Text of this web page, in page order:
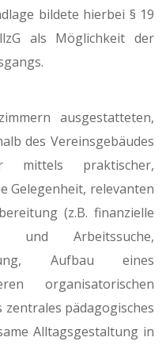
bildete hierbei § 19
als Möglichkeit der
ausgestatteten,
des Vereinsgebäudes
mittels praktischer,
Gelegenheit, relevanten
(z.B. finanzielle
und Arbeitssuche,
Aufbau eines
organisatorischen
pädagogisches
Alltagsgestaltung in